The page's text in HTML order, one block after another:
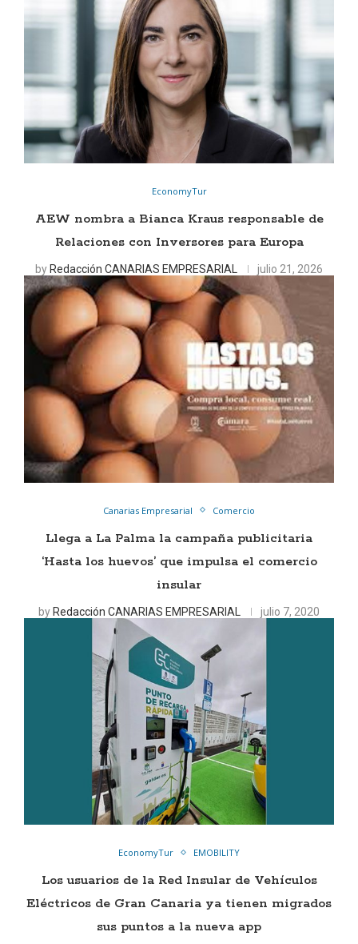
EconomyTur
AEW nombra a Bianca Kraus responsable de
Relaciones con Inversores para Europa
by Redacción CANARIAS EMPRESARIAL julio 21, 2026
Canarias Empresarial Comercio
Llega a La Palma la campaña publicitaria
‘Hasta los huevos’ que impulsa el comercio
insular
by Redacción CANARIAS EMPRESARIAL julio 7, 2020
EconomyTur EMOBILITY
Los usuarios de la Red Insular de Vehículos
Eléctricos de Gran Canaria ya tienen migrados
sus puntos a la nueva app